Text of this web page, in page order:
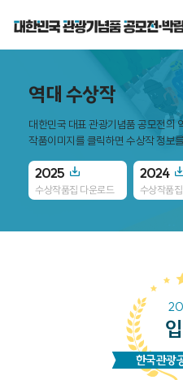
역대 수상작
대한민국 대표 관광기념품 공모전의
작품이미지를 클릭하면 수상작 정보
2025
수상작품집 다운로드
2024
수상작품
한국관광